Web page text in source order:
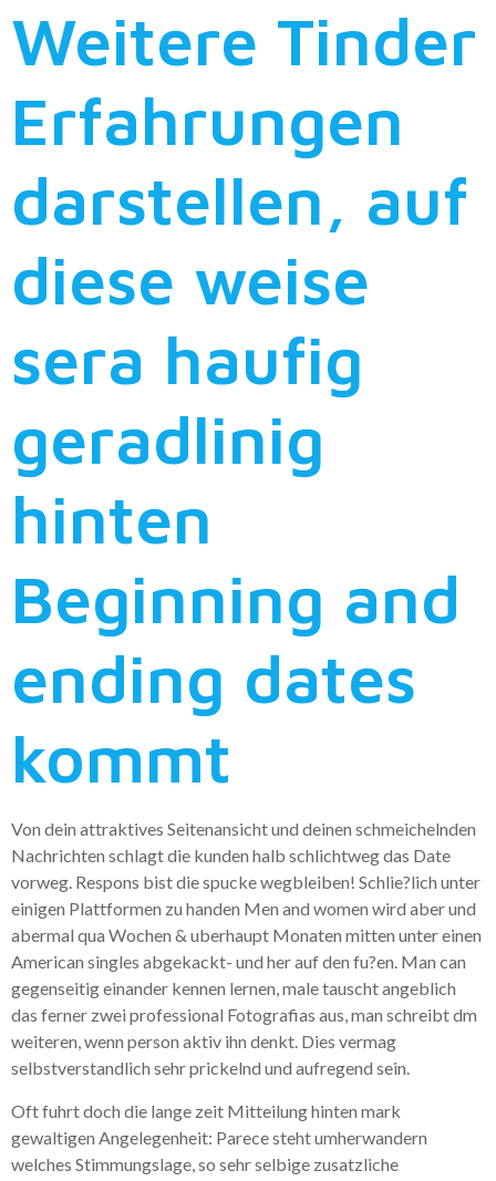
Weitere Tinder
Erfahrungen
darstellen, auf
diese weise
sera haufig
geradlinig
hinten
Beginning and
ending dates
kommt
Von dein attraktives Seitenansicht und deinen schmeichelnden
Nachrichten schlagt die kunden halb schlichtweg das Date
vorweg. Respons bist die spucke wegbleiben! Schlie?lich unter
einigen Plattformen zu handen Men and women wird aber und
abermal qua Wochen & uberhaupt Monaten mitten unter einen
American singles abgekackt- und her auf den fu?en. Man can
gegenseitig einander kennen lernen, male tauscht angeblich
das ferner zwei professional Fotografi­as aus, man schreibt dm
weiteren, wenn person aktiv ihn denkt. Dies vermag
selbstverstandlich sehr prickelnd und aufregend sein.
Oft fuhrt doch die lange zeit Mitteilung hinten mark
gewaltigen Angelegenheit: Parece steht umherwandern
welches Stimmungslage, so sehr selbige zusatzliche